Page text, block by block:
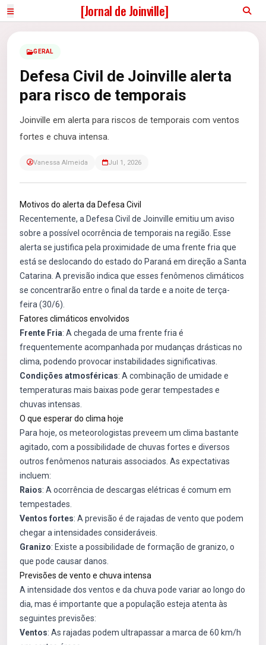
[Jornal de Joinville]
GERAL
Defesa Civil de Joinville alerta
para risco de temporais
Joinville em alerta para riscos de temporais com ventos
fortes e chuva intensa.
Vanessa Almeida Jul 1, 2026
Motivos do alerta da Defesa Civil
Recentemente, a Defesa Civil de Joinville emitiu um aviso
sobre a possível ocorrência de temporais na região. Esse
alerta se justifica pela proximidade de uma frente fria que
está se deslocando do estado do Paraná em direção a Santa
Catarina. A previsão indica que esses fenômenos climáticos
se concentrarão entre o final da tarde e a noite de terça-
feira (30/6).
Fatores climáticos envolvidos
Frente Fria: A chegada de uma frente fria é
frequentemente acompanhada por mudanças drásticas no
clima, podendo provocar instabilidades significativas.
Condições atmosféricas: A combinação de umidade e
temperaturas mais baixas pode gerar tempestades e
chuvas intensas.
O que esperar do clima hoje
Para hoje, os meteorologistas preveem um clima bastante
agitado, com a possibilidade de chuvas fortes e diversos
outros fenômenos naturais associados. As expectativas
incluem:
Raios: A ocorrência de descargas elétricas é comum em
tempestades.
Ventos fortes: A previsão é de rajadas de vento que podem
chegar a intensidades consideráveis.
Granizo: Existe a possibilidade de formação de granizo, o
que pode causar danos.
Previsões de vento e chuva intensa
A intensidade dos ventos e da chuva pode variar ao longo do
dia, mas é importante que a população esteja atenta às
seguintes previsões:
Ventos: As rajadas podem ultrapassar a marca de 60 km/h